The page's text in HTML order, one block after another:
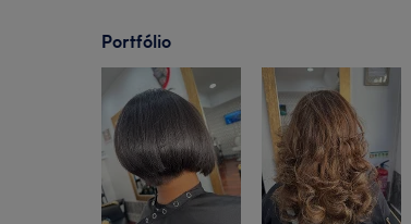
Portfólio